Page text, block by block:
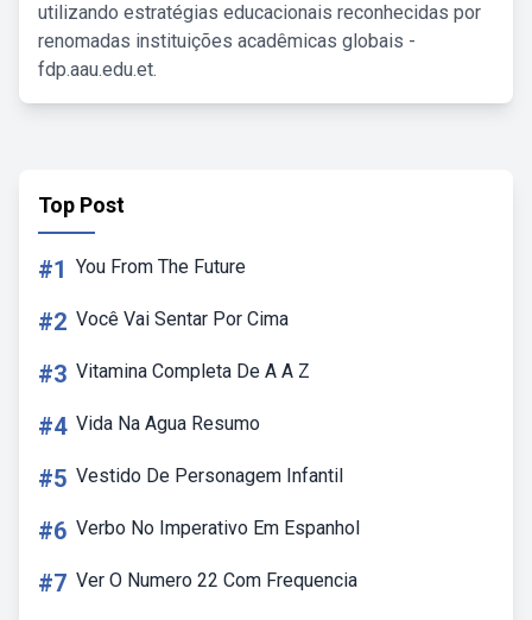
utilizando estratégias educacionais reconhecidas por
renomadas instituições acadêmicas globais -
fdp.aau.edu.et.
Top Post
#1 You From The Future
#2 Você Vai Sentar Por Cima
#3 Vitamina Completa De A A Z
#4 Vida Na Agua Resumo
#5 Vestido De Personagem Infantil
#6 Verbo No Imperativo Em Espanhol
#7 Ver O Numero 22 Com Frequencia